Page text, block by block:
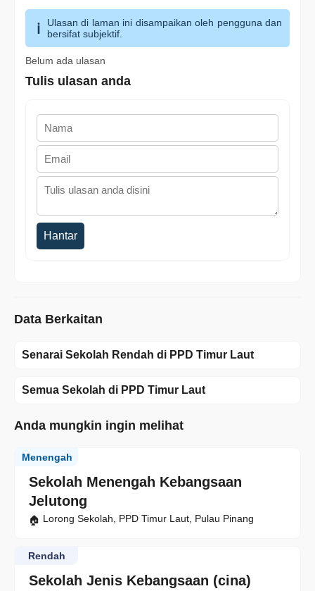
Ulasan di laman ini disampaikan oleh pengguna dan
bersifat subjektif.
Belum ada ulasan
Tulis ulasan anda
Hantar
Data Berkaitan
Senarai Sekolah Rendah di PPD Timur Laut
Semua Sekolah di PPD Timur Laut
Anda mungkin ingin melihat
Sekolah Menengah Kebangsaan
Jelutong
Menengah
Lorong Sekolah, PPD Timur Laut, Pulau Pinang
Sekolah Jenis Kebangsaan (cina)
Rendah